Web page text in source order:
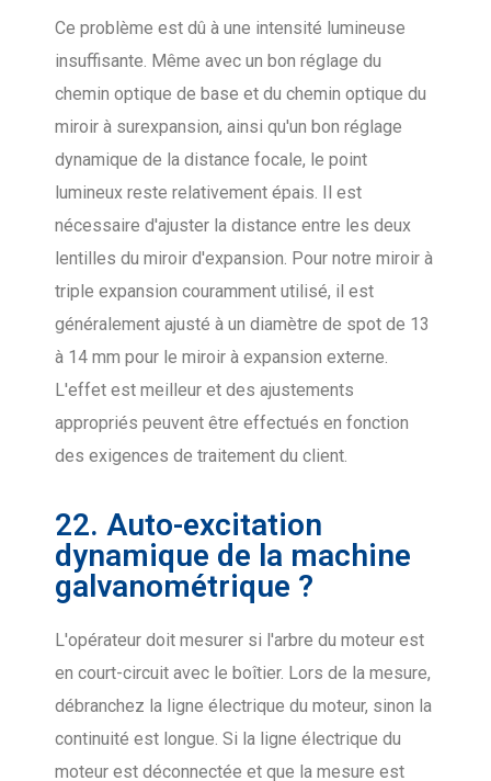
Ce problème est dû à une intensité lumineuse
insuffisante. Même avec un bon réglage du
chemin optique de base et du chemin optique du
miroir à surexpansion, ainsi qu'un bon réglage
dynamique de la distance focale, le point
lumineux reste relativement épais. Il est
nécessaire d'ajuster la distance entre les deux
lentilles du miroir d'expansion. Pour notre miroir à
triple expansion couramment utilisé, il est
généralement ajusté à un diamètre de spot de 13
à 14 mm pour le miroir à expansion externe.
L'effet est meilleur et des ajustements
appropriés peuvent être effectués en fonction
des exigences de traitement du client.
22. Auto-excitation
dynamique de la machine
galvanométrique ?
L'opérateur doit mesurer si l'arbre du moteur est
en court-circuit avec le boîtier. Lors de la mesure,
débranchez la ligne électrique du moteur, sinon la
continuité est longue. Si la ligne électrique du
moteur est déconnectée et que la mesure est